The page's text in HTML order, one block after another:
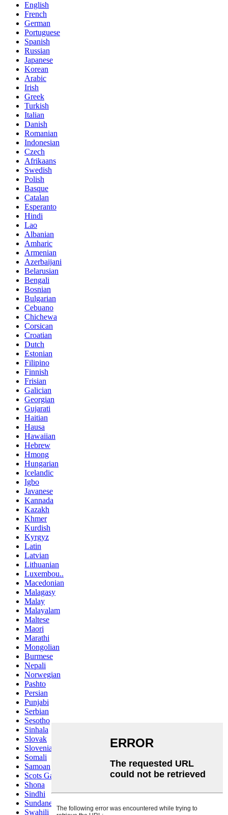
English
French
German
Portuguese
Spanish
Russian
Japanese
Korean
Arabic
Irish
Greek
Turkish
Italian
Danish
Romanian
Indonesian
Czech
Afrikaans
Swedish
Polish
Basque
Catalan
Esperanto
Hindi
Lao
Albanian
Amharic
Armenian
Azerbaijani
Belarusian
Bengali
Bosnian
Bulgarian
Cebuano
Chichewa
Corsican
Croatian
Dutch
Estonian
Filipino
Finnish
Frisian
Galician
Georgian
Gujarati
Haitian
Hausa
Hawaiian
Hebrew
Hmong
Hungarian
Icelandic
Igbo
Javanese
Kannada
Kazakh
Khmer
Kurdish
Kyrgyz
Latin
Latvian
Lithuanian
Luxembou..
Macedonian
Malagasy
Malay
Malayalam
Maltese
Maori
Marathi
Mongolian
Burmese
Nepali
Norwegian
Pashto
Persian
Punjabi
Serbian
Sesotho
Sinhala
Slovak
Slovenian
Somali
Samoan
Scots Gaelic
Shona
Sindhi
Sundanese
Swahili